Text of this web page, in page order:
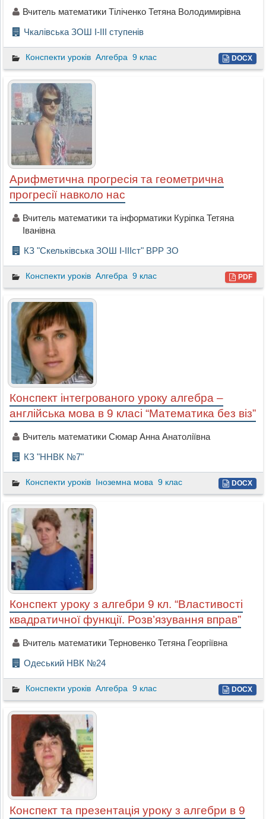
Вчитель математики Тіліченко Тетяна Володимирівна
Чкалівська ЗОШ І-ІІІ ступенів
Конспекти уроків Алгебра 9 клас DOCX
Арифметична прогресія та геометрична
прогресії навколо нас
Вчитель математики та інформатики Куріпка Тетяна
Іванівна
КЗ "Скельківська ЗОШ І-ІІІст" ВРР ЗО
Конспекти уроків Алгебра 9 клас PDF
Конспект інтегрованого уроку алгебра –
англійська мова в 9 класі “Математика без віз”
Вчитель математики Сюмар Анна Анатоліївна
КЗ "ННВК №7"
Конспекти уроків Іноземна мова 9 клас DOCX
Конспект уроку з алгебри 9 кл. “Властивості
квадратичної функції. Розв’язування вправ”
Вчитель математики Терновенко Тетяна Георгіївна
Одеський НВК №24
Конспекти уроків Алгебра 9 клас DOCX
Конспект та презентація уроку з алгебри в 9